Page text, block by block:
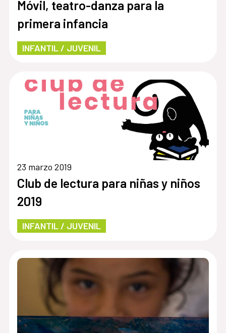
Móvil, teatro-danza para la
primera infancia
INFANTIL / JUVENIL
23 marzo 2019
Club de lectura para niñas y niños
2019
INFANTIL / JUVENIL